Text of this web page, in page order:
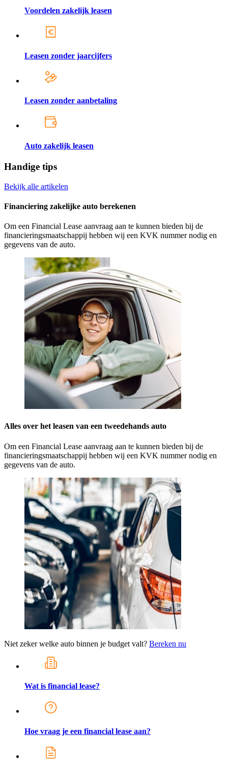
Voordelen zakelijk leasen
Leasen zonder jaarcijfers
Leasen zonder aanbetaling
Auto zakelijk leasen
Handige tips
Bekijk alle artikelen
Financiering zakelijke auto berekenen
Om een Financial Lease aanvraag aan te kunnen bieden bij de
financieringsmaatschappij hebben wij een KVK nummer nodig en
gegevens van de auto.
Alles over het leasen van een tweedehands auto
Om een Financial Lease aanvraag aan te kunnen bieden bij de
financieringsmaatschappij hebben wij een KVK nummer nodig en
gegevens van de auto.
Niet zeker welke auto binnen je budget valt? Bereken nu
Wat is financial lease?
Hoe vraag je een financial lease aan?